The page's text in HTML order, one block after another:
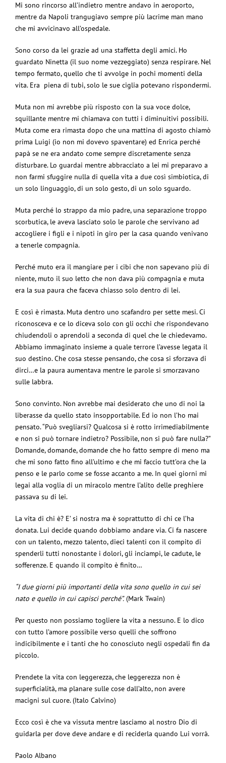
Mi sono rincorso all’indietro mentre andavo in aeroporto,
mentre da Napoli trangugiavo sempre più lacrime man mano
che mi avvicinavo all’ospedale.
Sono corso da lei grazie ad una staffetta degli amici. Ho
guardato Ninetta (il suo nome vezzeggiato) senza respirare. Nel
tempo fermato, quello che ti avvolge in pochi momenti della
vita. Era piena di tubi, solo le sue ciglia potevano rispondermi.
Muta non mi avrebbe più risposto con la sua voce dolce,
squillante mentre mi chiamava con tutti i diminuitivi possibili.
Muta come era rimasta dopo che una mattina di agosto chiamò
prima Luigi (io non mi dovevo spaventare) ed Enrica perché
papà se ne era andato come sempre discretamente senza
disturbare. Lo guardai mentre abbracciato a lei mi preparavo a
non farmi sfuggire nulla di quella vita a due così simbiotica, di
un solo linguaggio, di un solo gesto, di un solo sguardo.
Muta perché lo strappo da mio padre, una separazione troppo
scorbutica, le aveva lasciato solo le parole che servivano ad
accogliere i figli e i nipoti in giro per la casa quando venivano
a tenerle compagnia.
Perché muto era il mangiare per i cibi che non sapevano più di
niente, muto il suo letto che non dava più compagnia e muta
era la sua paura che faceva chiasso solo dentro di lei.
E così è rimasta. Muta dentro uno scafandro per sette mesi. Ci
riconosceva e ce lo diceva solo con gli occhi che rispondevano
chiudendoli o aprendoli a seconda di quel che le chiedevamo.
Abbiamo immaginato insieme a quale terrore l’avesse legata il
suo destino. Che cosa stesse pensando, che cosa si sforzava di
dirci…e la paura aumentava mentre le parole si smorzavano
sulle labbra.
Sono convinto. Non avrebbe mai desiderato che uno di noi la
liberasse da quello stato insopportabile. Ed io non l’ho mai
pensato. “Può svegliarsi? Qualcosa si è rotto irrimediabilmente
e non si può tornare indietro? Possibile, non si può fare nulla?”
Domande, domande, domande che ho fatto sempre di meno ma
che mi sono fatto fino all’ultimo e che mi faccio tutt’ora che la
penso e le parlo come se fosse accanto a me. In quei giorni mi
legai alla voglia di un miracolo mentre l’alito delle preghiere
passava su di lei.
La vita di chi è? E’ si nostra ma è soprattutto di chi ce l’ha
donata. Lui decide quando dobbiamo andare via. Ci fa nascere
con un talento, mezzo talento, dieci talenti con il compito di
spenderli tutti nonostante i dolori, gli inciampi, le cadute, le
sofferenze. E quando il compito è finito…
“I due giorni più importanti della vita sono quello in cui sei
nato e quello in cui capisci perché”.(Mark Twain)
Per questo non possiamo togliere la vita a nessuno. E lo dico
con tutto l’amore possibile verso quelli che soffrono
indicibilmente e i tanti che ho conosciuto negli ospedali fin da
piccolo.
Prendete la vita con leggerezza, che leggerezza non è
superficialità, ma planare sulle cose dall’alto, non avere
macigni sul cuore. (Italo Calvino)
Ecco così è che va vissuta mentre lasciamo al nostro Dio di
guidarla per dove deve andare e di reciderla quando Lui vorrà.
Paolo Albano